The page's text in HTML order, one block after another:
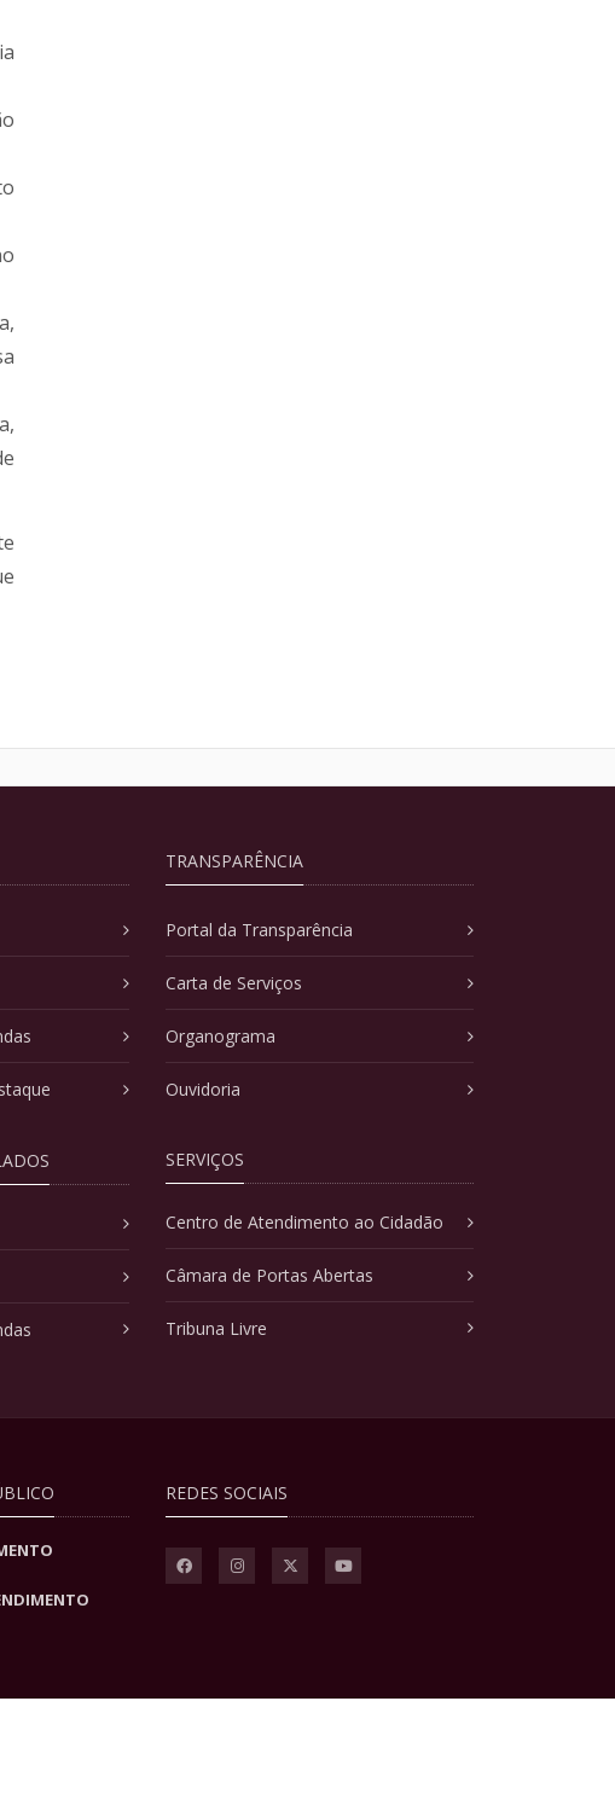
TRANSPARÊNCIA
Portal da Transparência
Carta de Serviços
Organograma
Ouvidoria
SERVIÇOS
Centro de Atendimento ao Cidadão
Câmara de Portas Abertas
Tribuna Livre
REDES SOCIAIS